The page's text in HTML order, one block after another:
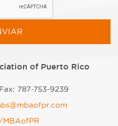
of Puerto Rico
787-753-9239